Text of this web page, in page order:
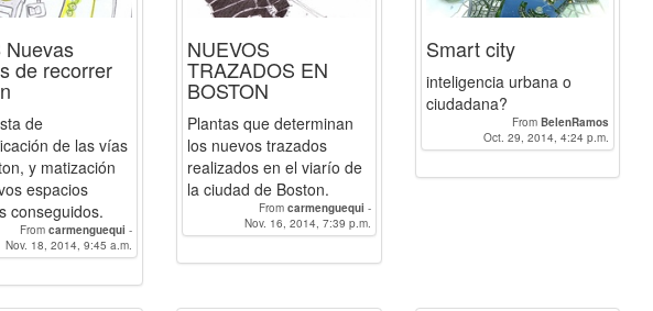
Nuevas
de recorrer
de
de las vías
y matización
espacios
conseguidos.
From carmenguequi -
BelenRamos
Nov. 18, 2014, 9:45 a.m.
NUEVOS
TRAZADOS EN
BOSTON
Plantas que determinan
los nuevos trazados
realizados en el viarío de
la ciudad de Boston.
From carmenguequi -
BelenRamos
Nov. 16, 2014, 7:39 p.m.
Smart city
inteligencia urbana o
ciudadana?
From BelenRamos
Oct. 29, 2014, 4:24 p.m.